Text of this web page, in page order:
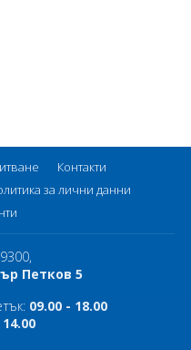
Контакти
за лични данни
Петков 5
09.00 - 18.00